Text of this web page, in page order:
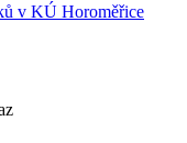
v KÚ Horoměřice